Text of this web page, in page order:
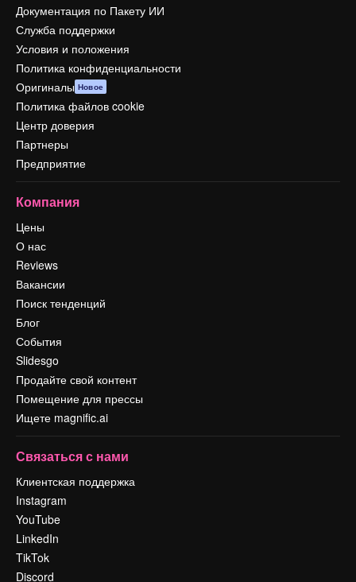
Документация по Пакету ИИ
Служба поддержки
Условия и положения
Политика конфиденциальности
Оригиналы Новое
Политика файлов cookie
Центр доверия
Партнеры
Предприятие
Компания
Цены
О нас
Reviews
Вакансии
Поиск тенденций
Блог
События
Slidesgo
Продайте свой контент
Помещение для прессы
Ищете magnific.ai
Связаться с нами
Клиентская поддержка
Instagram
YouTube
LinkedIn
TikTok
Discord